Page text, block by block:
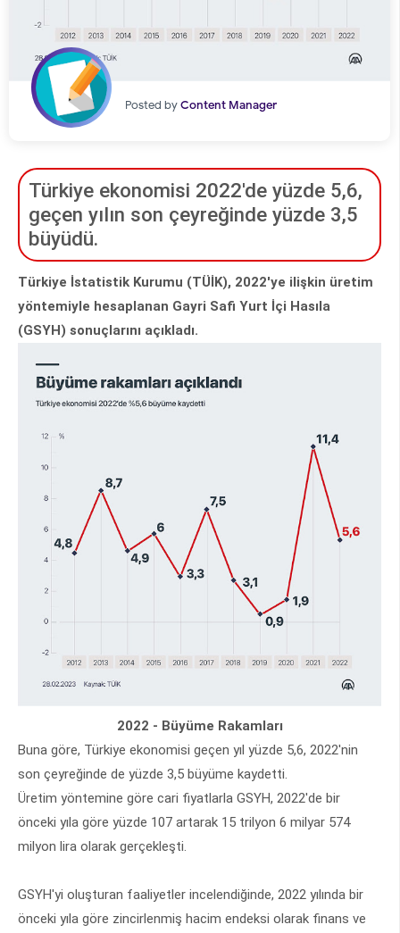
Posted byContent Manager
Türkiye ekonomisi 2022'de yüzde 5,6,
geçen yılın son çeyreğinde yüzde 3,5
büyüdü.
Türkiye İstatistik Kurumu (TÜİK), 2022'ye ilişkin üretim
yöntemiyle hesaplanan Gayri Safi Yurt İçi Hasıla
(GSYH) sonuçlarını açıkladı.
2022 - Büyüme Rakamları
Buna göre, Türkiye ekonomisi geçen yıl yüzde 5,6, 2022'nin
son çeyreğinde de yüzde 3,5 büyüme kaydetti.
Üretim yöntemine göre cari fiyatlarla GSYH, 2022'de bir
önceki yıla göre yüzde 107 artarak 15 trilyon 6 milyar 574
milyon lira olarak gerçekleşti.
GSYH'yi oluşturan faaliyetler incelendiğinde, 2022 yılında bir
önceki yıla göre zincirlenmiş hacim endeksi olarak finans ve